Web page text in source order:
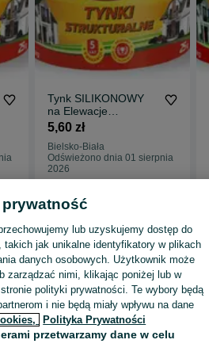
Tynk SILIKONOWY
na Elewacje
DOCIEPLENIA domu
5 lat Gwarancji kolor
5,60 zł
Bielsko-Biała
Odświeżono dnia 01 sierpnia
2026
Wyświetlenia:
prywatność
lub uzyskujemy dostęp do
takich jak unikalne identyfikatory w plikach
danych osobowych. Użytkownik może
zarządzać nimi, klikając poniżej lub w
polityki prywatności. Te wybory będą
i nie będą miały wpływu na dane
Polityka Prywatności
przetwarzamy dane w celu